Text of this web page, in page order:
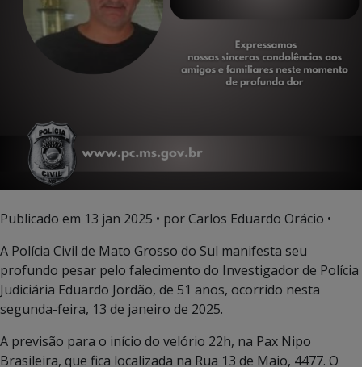
Publicado em 13 jan 2025 • por Carlos Eduardo Orácio •
A Polícia Civil de Mato Grosso do Sul manifesta seu
profundo pesar pelo falecimento do Investigador de Polícia
Judiciária Eduardo Jordão, de 51 anos, ocorrido nesta
segunda-feira, 13 de janeiro de 2025.
A previsão para o início do velório 22h, na Pax Nipo
Brasileira, que fica localizada na Rua 13 de Maio, 4477. O